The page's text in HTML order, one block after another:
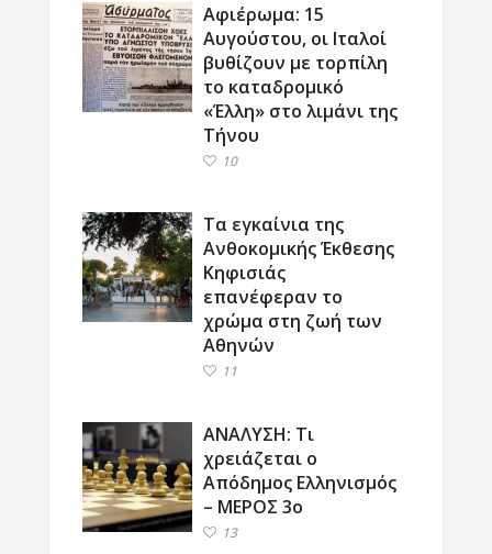
Αφιέρωμα: 15
Αυγούστου, οι Ιταλοί
βυθίζουν με τορπίλη
το καταδρομικό
«Έλλη» στο λιμάνι της
Τήνου
10
Τα εγκαίνια της
Ανθοκομικής Έκθεσης
Κηφισιάς
επανέφεραν το
χρώμα στη ζωή των
Αθηνών
11
ΑΝΑΛΥΣΗ: Τι
χρειάζεται ο
Απόδημος Ελληνισμός
– ΜΕΡΟΣ 3ο
13